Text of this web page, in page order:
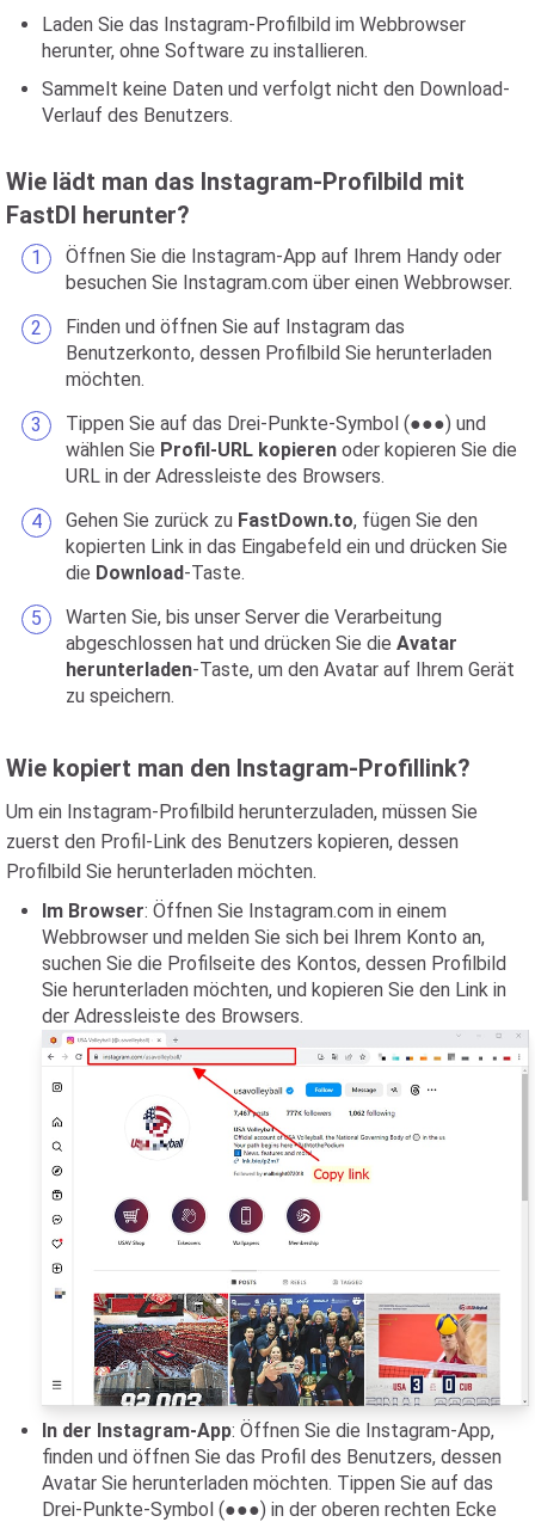
Laden Sie das Instagram-Profilbild im Webbrowser
herunter, ohne Software zu installieren.
Sammelt keine Daten und verfolgt nicht den Download-
Verlauf des Benutzers.
Wie lädt man das Instagram-Profilbild mit
FastDl herunter?
Öffnen Sie die Instagram-App auf Ihrem Handy oder
besuchen Sie Instagram.com über einen Webbrowser.
Finden und öffnen Sie auf Instagram das
Benutzerkonto, dessen Profilbild Sie herunterladen
möchten.
Tippen Sie auf das Drei-Punkte-Symbol (●●●) und
wählen Sie Profil-URL kopieren oder kopieren Sie die
URL in der Adressleiste des Browsers.
Gehen Sie zurück zu FastDown.to, fügen Sie den
kopierten Link in das Eingabefeld ein und drücken Sie
die Download-Taste.
Warten Sie, bis unser Server die Verarbeitung
abgeschlossen hat und drücken Sie die Avatar
herunterladen-Taste, um den Avatar auf Ihrem Gerät
zu speichern.
Wie kopiert man den Instagram-Profillink?
Um ein Instagram-Profilbild herunterzuladen, müssen Sie
zuerst den Profil-Link des Benutzers kopieren, dessen
Profilbild Sie herunterladen möchten.
Im Browser: Öffnen Sie Instagram.com in einem
Webbrowser und melden Sie sich bei Ihrem Konto an,
suchen Sie die Profilseite des Kontos, dessen Profilbild
Sie herunterladen möchten, und kopieren Sie den Link in
der Adressleiste des Browsers.
In der Instagram-App: Öffnen Sie die Instagram-App,
finden und öffnen Sie das Profil des Benutzers, dessen
Avatar Sie herunterladen möchten. Tippen Sie auf das
Drei-Punkte-Symbol (●●●) in der oberen rechten Ecke